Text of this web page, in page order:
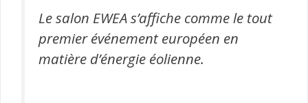
Le salon EWEA s’affiche comme le tout
premier événement européen en
matière d’énergie éolienne.